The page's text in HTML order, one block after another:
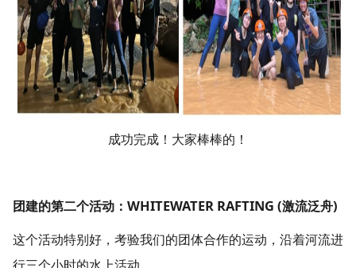
成功完成！大家棒棒的！
团建的第二个活动：WHITEWATER RAFTING (激流泛舟)
这个活动特别好，考验我们的团体合作的运动，沿着河流进
行三个小时的水上活动。